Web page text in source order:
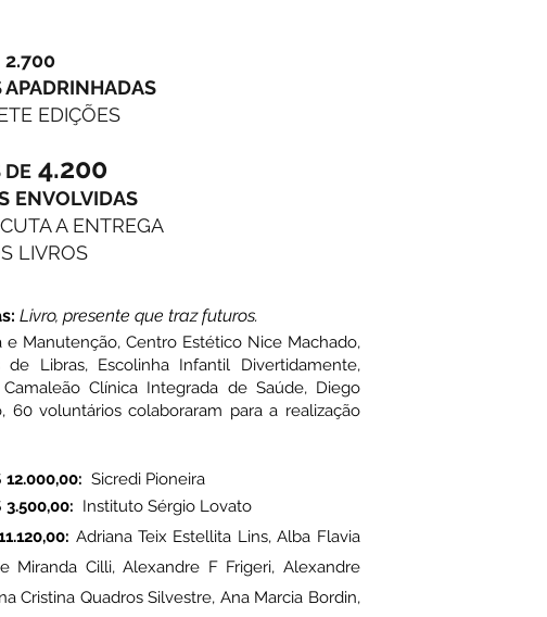
2.700
APADRINHADAS
EDIÇÕES
DE4.200
ENVOLVIDAS
A ENTREGA
LIVROS
Livro, presente que traz futuros.
e Manutenção, Centro Estético Nice Machado,
Libras, Escolinha Infantil Divertidamente,
Clínica Integrada de Saúde, Diego
60 voluntários colaboraram para a realização
Sicredi Pioneira
Instituto Sérgio Lovato
Adriana Teix Estellita Lins, Alba Flavia
Miranda Cilli, Alexandre F Frigeri, Alexandre
Cristina Quadros Silvestre, Ana Marcia Bordin,